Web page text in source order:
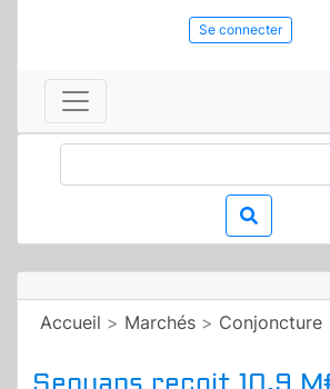
Se connecter
Accueil > Marchés > Conjoncture